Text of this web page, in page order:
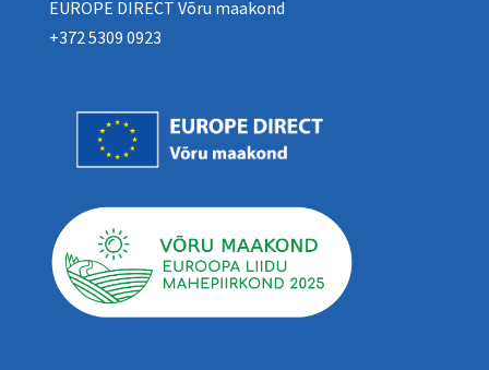
EUROPE DIRECT Võru maakond
+372 5309 0923